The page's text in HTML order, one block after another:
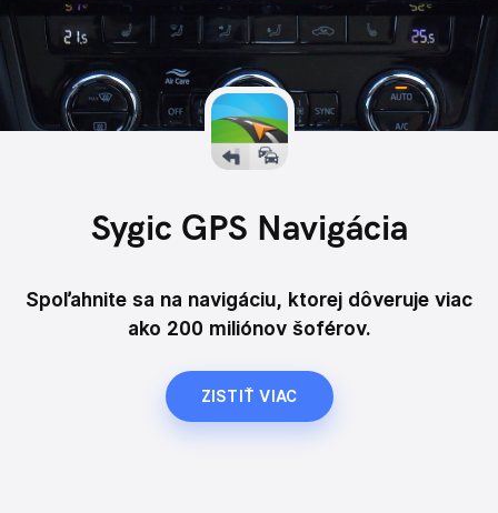
Sygic GPS Navigácia
Spoľahnite sa na navigáciu, ktorej dôveruje viac
ako 200 miliónov šoférov.
ZISTIŤ VIAC